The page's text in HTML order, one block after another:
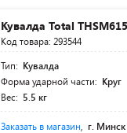
Кувалда Total
Код товара: 293544
Тип: Кувалда
Форма ударной части: Круг
Вес: 5.5 кг
Заказать в магазин г. Минск